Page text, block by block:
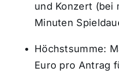
und Konzert (bei
Minuten
Höchstsumme:
Euro pro Antrag